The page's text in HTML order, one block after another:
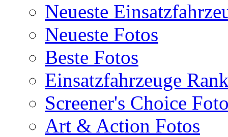
Neueste
Neueste Fotos
Beste Fotos
Einsatzfahrzeuge
Screener's Choice
Art & Action Fotos